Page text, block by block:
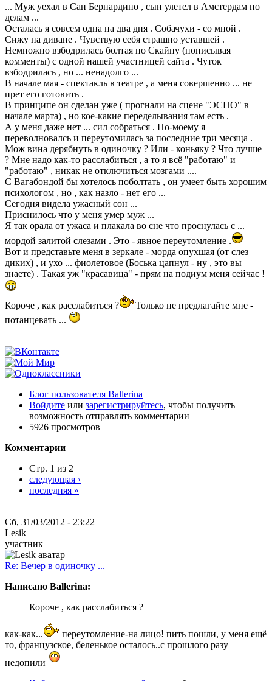
... Муж уехал в Сан Бернардино , сын улетел в Амстердам по
делам ...
Осталась я совсем одна на два дня . Собачухи - со мной .
Сижу на диване . Чувствую себя страшно уставшей .
Немножно взбодрилась болтая по Скайпу (пописывая
комменты) с одной нашей участницей сайта . Чуток
взбодрилась , но ... ненадолго ...
В начале мая - спектакль в театре , а меня совершенно ... не
прет его готовить .
В принципе он сделан уже ( прогнали на сцене "ЭСПО" в
начале марта) , но кое-какие переделывания там есть .
А у меня даже нет ... сил собраться . По-моему я
переволновалсь и переутомилась за последние три месяца .
Мож вина дерябнуть в одиночку ? Или - коньяку ? Что лучше
? Мне надо как-то расслабиться , а то я всё "работаю" и
"работаю" , никак не отключиться мозгами ....
С Вагабондой бы хотелось поболтать , он умеет быть хорошим
психологом , но , как назло - нет его ...
Сегодня видела ужасный сон ...
Приснилось что у меня умер муж ...
Я так орала от ужаса и плакала во сне что проснулась с ...
мордой залитой слезами . Это - явное переутомление .
Вот и представьте меня в зеркале - морда опухшая (от слез
диких) , и ухо ... фиолетовое (Боська цапнул - ну , это вы
знаете) . Такая уж "красавица" - прям на подиум меня сейчас !
Короче , как расслабиться ?
Только не предлагайте мне -
потанцевать ...
Блог пользователя Ballerina
Войдите или зарегистрируйтесь, чтобы получить
возможность отправлять комментарии
5926 просмотров
Комментарии
Стр. 1 из 2
следующая ›
последняя »
Сб, 31/03/2012 - 23:22
Lesik
участник
Re: Вечер в одиночку ...
Написано Ballerina:
Короче , как расслабиться ?
как-как...
переутомление-на лицо! пить пошли, у меня ещё
то, французское, беленькое осталось..с прошлого разу
недопили